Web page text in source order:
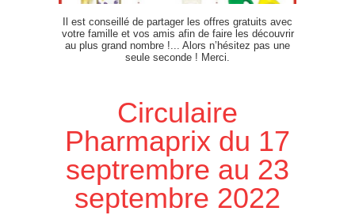
Il est conseillé de partager les offres gratuits avec
votre famille et vos amis afin de faire les découvrir
au plus grand nombre !... Alors n’hésitez pas une
seule seconde ! Merci.
Circulaire
Pharmaprix du 17
septrembre au 23
septembre 2022